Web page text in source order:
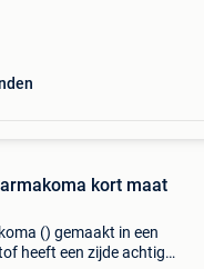
kort maat
() gemaakt in een
heeft een zijde achtige